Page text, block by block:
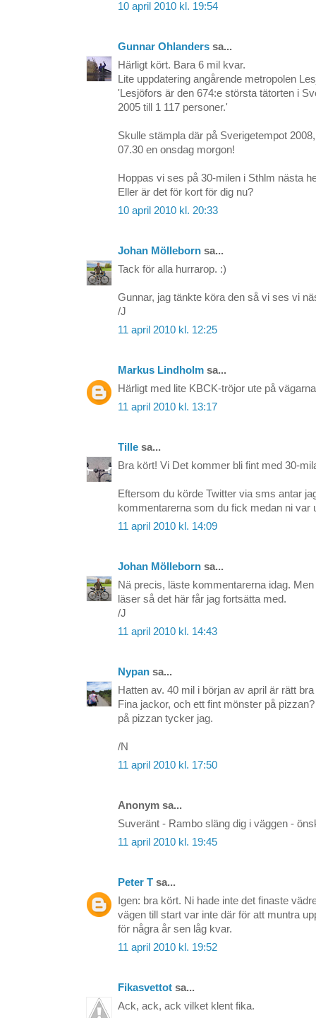
10 april 2010 kl. 19:54
Gunnar Ohlanders sa...
Härligt kört. Bara 6 mil kvar.
Lite uppdatering angårende metropolen
'Lesjöfors är den 674:e största tätorten i
2005 till 1 117 personer.'
Skulle stämpla där på Sverigetempot
07.30 en onsdag morgon!
Hoppas vi ses på 30-milen i Sthlm nästa
Eller är det för kort för dig nu?
10 april 2010 kl. 20:33
Johan Mölleborn sa...
Tack för alla hurrarop. :)
Gunnar, jag tänkte köra den så vi ses vi
/J
11 april 2010 kl. 12:25
Markus Lindholm sa...
Härligt med lite KBCK-tröjor ute på
11 april 2010 kl. 13:17
Tille sa...
Bra kört! Vi Det kommer bli fint med 30-
Eftersom du körde Twitter via sms antar
kommentarerna som du fick medan ni var
11 april 2010 kl. 14:09
Johan Mölleborn sa...
Nä precis, läste kommentarerna idag.
läser så det här får jag fortsätta med.
/J
11 april 2010 kl. 14:43
Nypan sa...
Hatten av. 40 mil i början av april är rätt
Fina jackor, och ett fint mönster på
på pizzan tycker jag.
/N
11 april 2010 kl. 17:50
Anonym sa...
Suveränt - Rambo släng dig i väggen -
11 april 2010 kl. 19:45
Peter T sa...
Igen: bra kört. Ni hade inte det finaste
vägen till start var inte där för att muntra
för några år sen låg kvar.
11 april 2010 kl. 19:52
Fikasvettot sa...
Ack, ack, ack vilket klent fika.